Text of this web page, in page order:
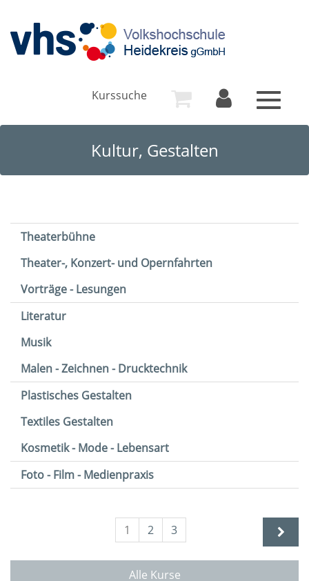
Kurssuche
Toggle
Kultur, Gestalten
Theaterbühne
Theater-, Konzert- und Opernfahrten
Vorträge - Lesungen
Literatur
Musik
Malen - Zeichnen - Drucktechnik
Plastisches Gestalten
Textiles Gestalten
Kosmetik - Mode - Lebensart
Foto - Film - Medienpraxis
1 2 3
Alle Kurse